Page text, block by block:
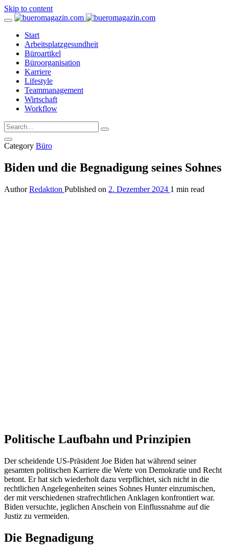
Skip to content
Start
Arbeitsplatzgesundheit
Büroartikel
Büroorganisation
Karriere
Lifestyle
Teammanagement
Wirtschaft
Workflow
Category Büro
Biden und die Begnadigung seines Sohnes
Author Redaktion Published on 2. Dezember 2024 1 min read
Politische Laufbahn und Prinzipien
Der scheidende US-Präsident Joe Biden hat während seiner
gesamten politischen Karriere die Werte von Demokratie und Recht
betont. Er hat sich wiederholt dazu verpflichtet, sich nicht in die
rechtlichen Angelegenheiten seines Sohnes Hunter einzumischen,
der mit verschiedenen strafrechtlichen Anklagen konfrontiert war.
Biden versuchte, jeglichen Anschein von Einflussnahme auf die
Justiz zu vermeiden.
Die Begnadigung